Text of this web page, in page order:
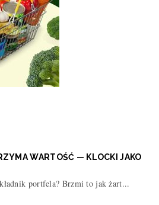
WARTOŚĆ — KLOCKI JAKO
portfela? Brzmi to jak żart...